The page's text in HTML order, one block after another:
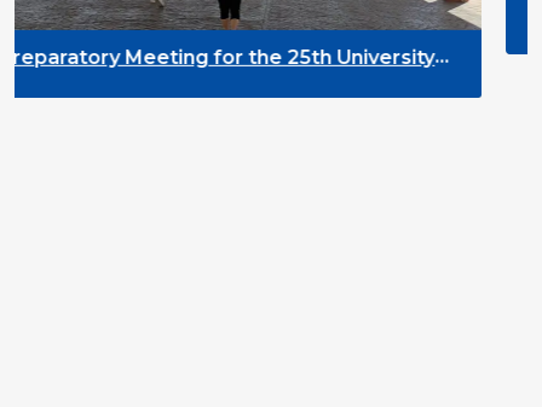
the 25th University
DYPALL Network at
2026 in Malta